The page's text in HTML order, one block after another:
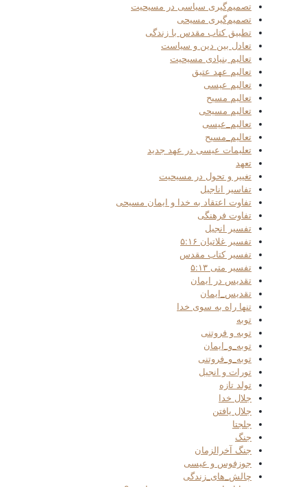
تصمیم‌گیری سیاسی در مسیحیت
تصمیم‌گیری مسیحی
تطبیق کتاب مقدس با زندگی
تعادل بین دین و سیاست
تعالیم بنیادی مسیحیت
تعالیم عهد عتیق
تعالیم عیسی
تعالیم مسیح
تعالیم مسیحی
تعالیم_عیسی
تعالیم_مسیح
تعلیمات عیسی در عهد جدید
تعهد
تغییر و تحول در مسیحیت
تفاسیر اناجیل
تفاوت اعتقاد به خدا و ایمان مسیحی
تفاوت فرهنگی
تفسیر انجیل
تفسیر غلاتیان ۵:۱۶
تفسیر کتاب مقدس
تفسیر متی ۵:۱۳
تقدیس در ایمان
تقدیس_ایمان
تنها راه به سوی خدا
توبه
توبه و فروتنی
توبه_و_ایمان
توبه_و_فروتنی
تورات و انجیل
تولد تازه
جلال خدا
جلال یافتن
جلجتا
جنگ
جنگ آخرالزمان
جوزفوس و عیسی
چالش_های_زندگی